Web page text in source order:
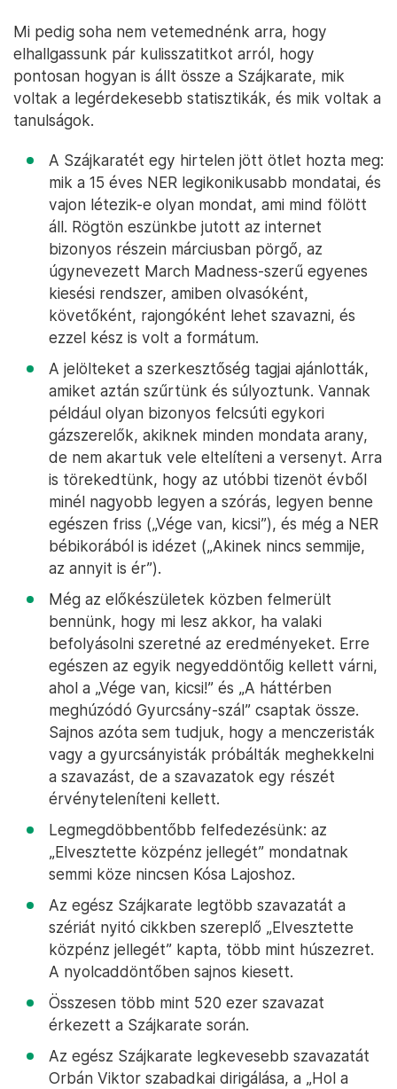
Mi pedig soha nem vetemednénk arra, hogy
elhallgassunk pár kulisszatitkot arról, hogy
pontosan hogyan is állt össze a Szájkarate, mik
voltak a legérdekesebb statisztikák, és mik voltak a
tanulságok.
A Szájkaratét egy hirtelen jött ötlet hozta meg:
mik a 15 éves NER legikonikusabb mondatai, és
vajon létezik-e olyan mondat, ami mind fölött
áll. Rögtön eszünkbe jutott az internet
bizonyos részein márciusban pörgő, az
úgynevezett March Madness-szerű egyenes
kiesési rendszer, amiben olvasóként,
követőként, rajongóként lehet szavazni, és
ezzel kész is volt a formátum.
A jelölteket a szerkesztőség tagjai ajánlották,
amiket aztán szűrtünk és súlyoztunk. Vannak
például olyan bizonyos felcsúti egykori
gázszerelők, akiknek minden mondata arany,
de nem akartuk vele eltelíteni a versenyt. Arra
is törekedtünk, hogy az utóbbi tizenöt évből
minél nagyobb legyen a szórás, legyen benne
egészen friss („Vége van, kicsi”), és még a NER
bébikorából is idézet („Akinek nincs semmije,
az annyit is ér”).
Még az előkészületek közben felmerült
bennünk, hogy mi lesz akkor, ha valaki
befolyásolni szeretné az eredményeket. Erre
egészen az egyik negyeddöntőig kellett várni,
ahol a „Vége van, kicsi!” és „A háttérben
meghúzódó Gyurcsány-szál” csaptak össze.
Sajnos azóta sem tudjuk, hogy a menczeristák
vagy a gyurcsányisták próbálták meghekkelni
a szavazást, de a szavazatok egy részét
érvényteleníteni kellett.
Legmegdöbbentőbb felfedezésünk: az
„Elvesztette közpénz jellegét” mondatnak
semmi köze nincsen Kósa Lajoshoz.
Az egész Szájkarate legtöbb szavazatát a
szériát nyitó cikkben szereplő „Elvesztette
közpénz jellegét” kapta, több mint húszezret.
A nyolcaddöntőben sajnos kiesett.
Összesen több mint 520 ezer szavazat
érkezett a Szájkarate során.
Az egész Szájkarate legkevesebb szavazatát
Orbán Viktor szabadkai dirigálása, a „Hol a